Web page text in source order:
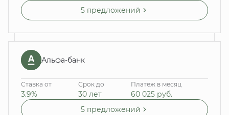
5 предложений
Альфа-банк
Ставка от
3.9%
Срок до
30 лет
Платеж в месяц
60 025 руб.
5 предложений